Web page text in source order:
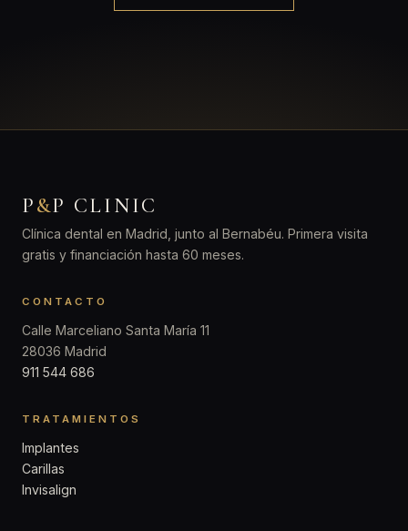
P&P CLINIC
Clínica dental en Madrid, junto al Bernabéu. Primera visita
gratis y financiación hasta 60 meses.
CONTACTO
Calle Marceliano Santa María 11
28036 Madrid
911 544 686
TRATAMIENTOS
Implantes
Carillas
Invisalign